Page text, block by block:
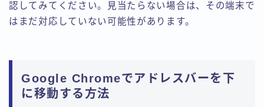
認してみてください。見当たらない場合は、その端末で
はまだ対応していない可能性があります。
Google Chromeでアドレスバーを下
に移動する方法